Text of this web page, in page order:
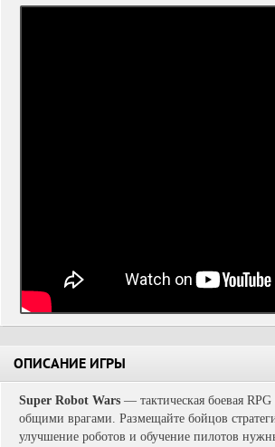
ОПИСАНИЕ ИГРЫ
Super Robot Wars — тактическая боевая
общими врагами. Размещайте бойцов
улучшение роботов и обучение пилотов